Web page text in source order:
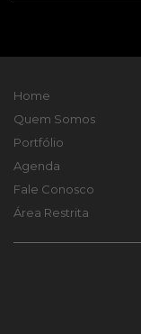
Home
Quem Somos
Portfólio
Agenda
Fale Conosco
Área Restrita